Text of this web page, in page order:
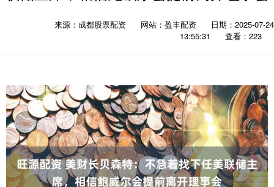
来源：成都股票配资 网站：盈丰配资
日期：2025-07-24
13:55:31
查看：223